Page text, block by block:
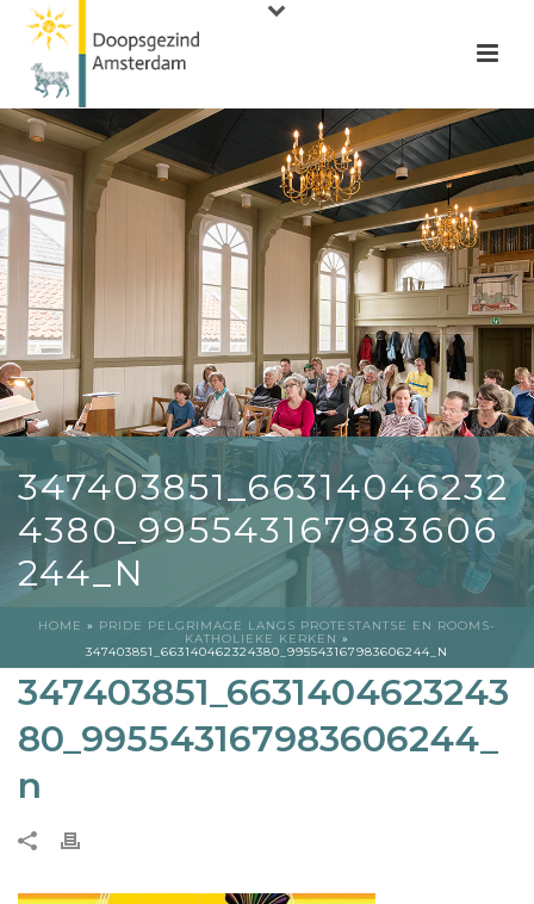
347403851_66314046232
4380_995543167983606
244_N
HOME » PRIDE PELGRIMAGE LANGS PROTESTANTSE EN ROOMS-
KATHOLIEKE KERKEN »
347403851_663140462324380_995543167983606244_N
347403851_6631404623243
80_995543167983606244_
n